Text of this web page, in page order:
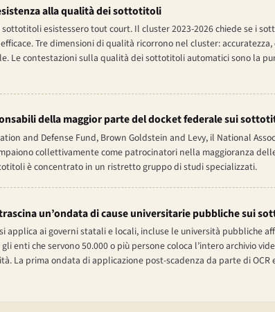
alla qualità dei sottotitoli
esistessero tout court. Il cluster 2023-2026 chiede se i
Tre dimensioni di qualità ricorrono nel cluster:
Le contestazioni sulla qualità dei sottotitoli automatici sono la
della maggior parte del docket federale sui
and Defense Fund, Brown Goldstein and Levy, il National
collettivamente come patrocinatori nella maggioranza
è concentrato in un ristretto gruppo di studi specializzati.
trascina un’ondata di cause universitarie pubbliche sui
applica ai governi statali e locali, incluse le università pubbliche
enti che servono 50.000 o più persone coloca l’intero archivio
La prima ondata di applicazione post-scadenza da parte di OCR